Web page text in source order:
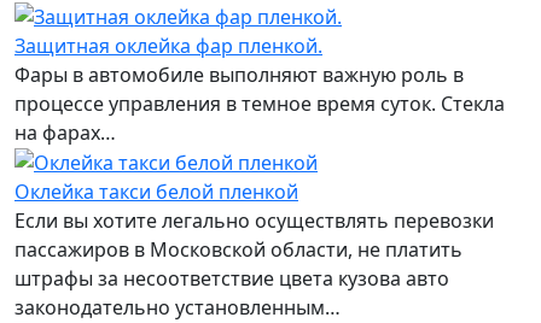
Защитная оклейка фар пленкой.
Фары в автомобиле выполняют важную роль в
процессе управления в темное время суток. Стекла
на фарах…
Оклейка такси белой пленкой
Если вы хотите легально осуществлять перевозки
пассажиров в Московской области, не платить
штрафы за несоответствие цвета кузова авто
законодательно установленным…